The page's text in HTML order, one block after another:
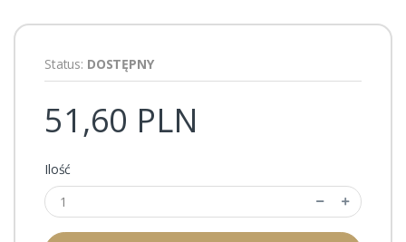
Status: DOSTĘPNY
51,60 PLN
Ilość